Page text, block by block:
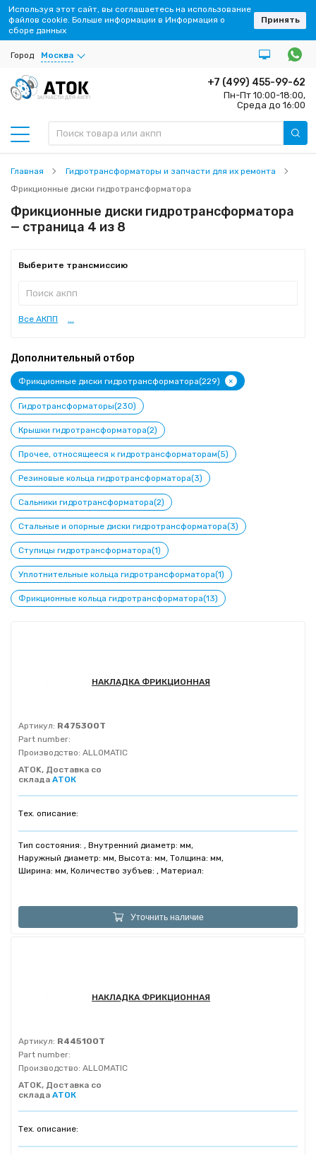
Город Москва
ЗАПЧАСТИ ДЛЯ АКПП
+7 (499) 455-99-62
Пн-Пт 10:00-18:00,
Среда до 16:00
Главная
Гидротрансформаторы и запчасти для их ремонта
Фрикционные диски гидротрансформатора
Фрикционные диски гидротрансформатора
— страница 4 из 8
Выберите трансмиссию
Все АКПП ...
Дополнительный отбор
Фрикционные диски гидротрансформатора(229) +
Гидротрансформаторы(230)
Крышки гидротрансформатора(2)
Прочее, относящееся к гидротрансформаторам(5)
Резиновые кольца гидротрансформатора(3)
Сальники гидротрансформатора(2)
Стальные и опорные диски гидротрансформатора(3)
Ступицы гидротрансформатора(1)
Уплотнительные кольца гидротрансформатора(1)
Фрикционные кольца гидротрансформатора(13)
НАКЛАДКА ФРИКЦИОННАЯ
Артикул: R475300T
Part number:
Производство: ALLOMATIC
ATOK, Доставка со
склада АТОК
Тех. описание:
Тип состояния: , Внутренний диаметр: мм,
Наружный диаметр: мм, Высота: мм, Толщина: мм,
Ширина: мм, Количество зубъев: , Материал:
Уточнить наличие
НАКЛАДКА ФРИКЦИОННАЯ
Артикул: R445100T
Part number:
Производство: ALLOMATIC
ATOK, Доставка со
склада АТОК
Тех. описание:
Используя этот сайт, вы соглашаетесь на использование
файлов cookie. Больше информации в Информация о
сборе данных
Принять